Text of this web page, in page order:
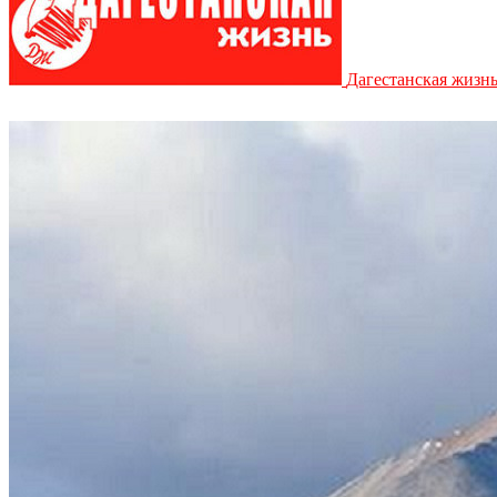
Дагестанская жизнь